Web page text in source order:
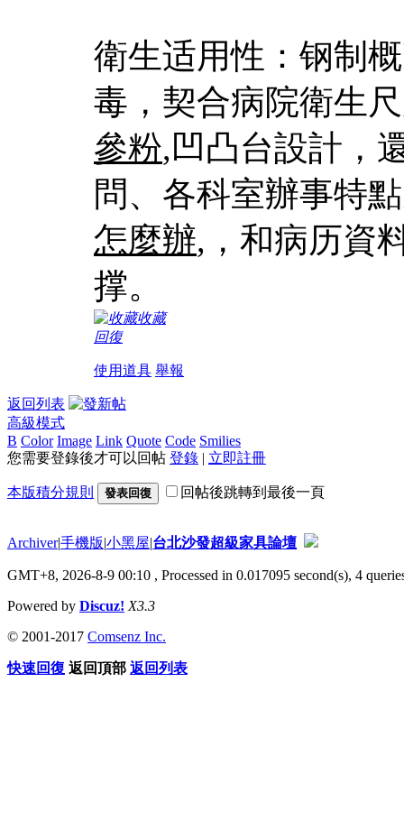
衛生适用性：钢制
毒，契合病院衛生
參粉,凹凸台設計，
問、各科室辦事特
怎麼辦,，和病历資
撑。
收藏
回復
使用道具 舉報
返回列表
高級模式
B Color Image Link Quote Code Smilies
您需要登錄後才可以回帖 登錄 | 立即註冊
本版積分規則 發表回復 回帖後跳轉到最後一頁
Archiver|手機版|小黑屋|台北沙發超級家具論壇
GMT+8, 2026-8-9 00:10 , Processed in 0.017095 second(s), 4
Powered by Discuz! X3.3
© 2001-2017 Comsenz Inc.
快速回復 返回頂部 返回列表